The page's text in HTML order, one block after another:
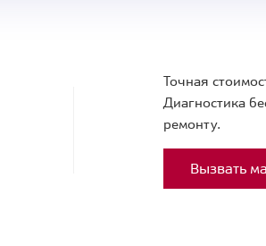
Точная
Диагностика
ремонту.
Вызвать